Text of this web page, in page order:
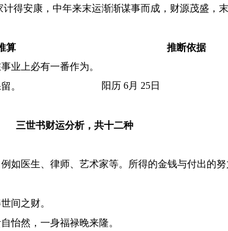
得安康，中年来末运渐渐谋事而成，财源茂盛，
算
推断依据
业上必有一番作为。
。
阳历 6月 25日
三世书财运分析，共十二种
如医生、律师、艺术家等。所得的金钱与付出的
间之财。
怡然，一身福禄晚来隆。